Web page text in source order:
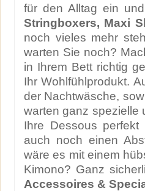
für den Alltag ein
Stringboxers, Maxi
noch vieles mehr
warten Sie noch?
in Ihrem Bett richtig
Ihr Wohlfühlprodukt.
der Nachtwäsche,
warten ganz spezielle
Ihre Dessous
auch noch einen
wäre es mit einem
Kimono? Ganz
Accessoires &